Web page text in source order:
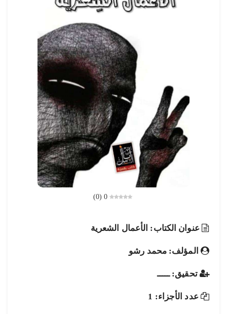
0
(
0
)
عنوان الكتاب: الأعمال الشعرية
المؤلف: محمد رشو
تحقيق: ـــــ
عدد الأجزاء: 1